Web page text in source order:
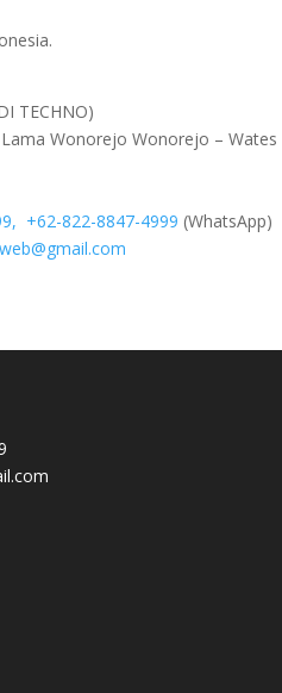
TECHNO)
Wonorejo Wonorejo – Wates
+62-822-8847-4999 (WhatsApp)